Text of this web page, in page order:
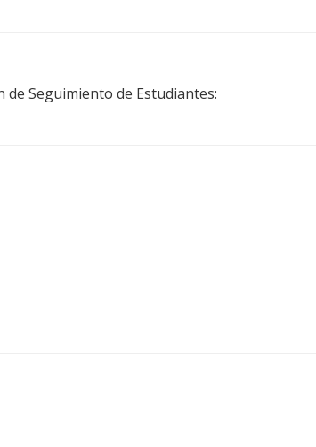
Seguimiento de Estudiantes: